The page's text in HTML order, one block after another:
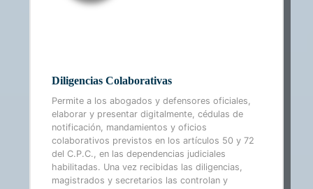
Diligencias Colaborativas
Permite a los abogados y defensores oficiales,
elaborar y presentar digitalmente, cédulas de
notificación, mandamientos y oficios
colaborativos previstos en los artículos 50 y 72
del C.P.C., en las dependencias judiciales
habilitadas. Una vez recibidas las diligencias,
magistrados y secretarios las controlan y